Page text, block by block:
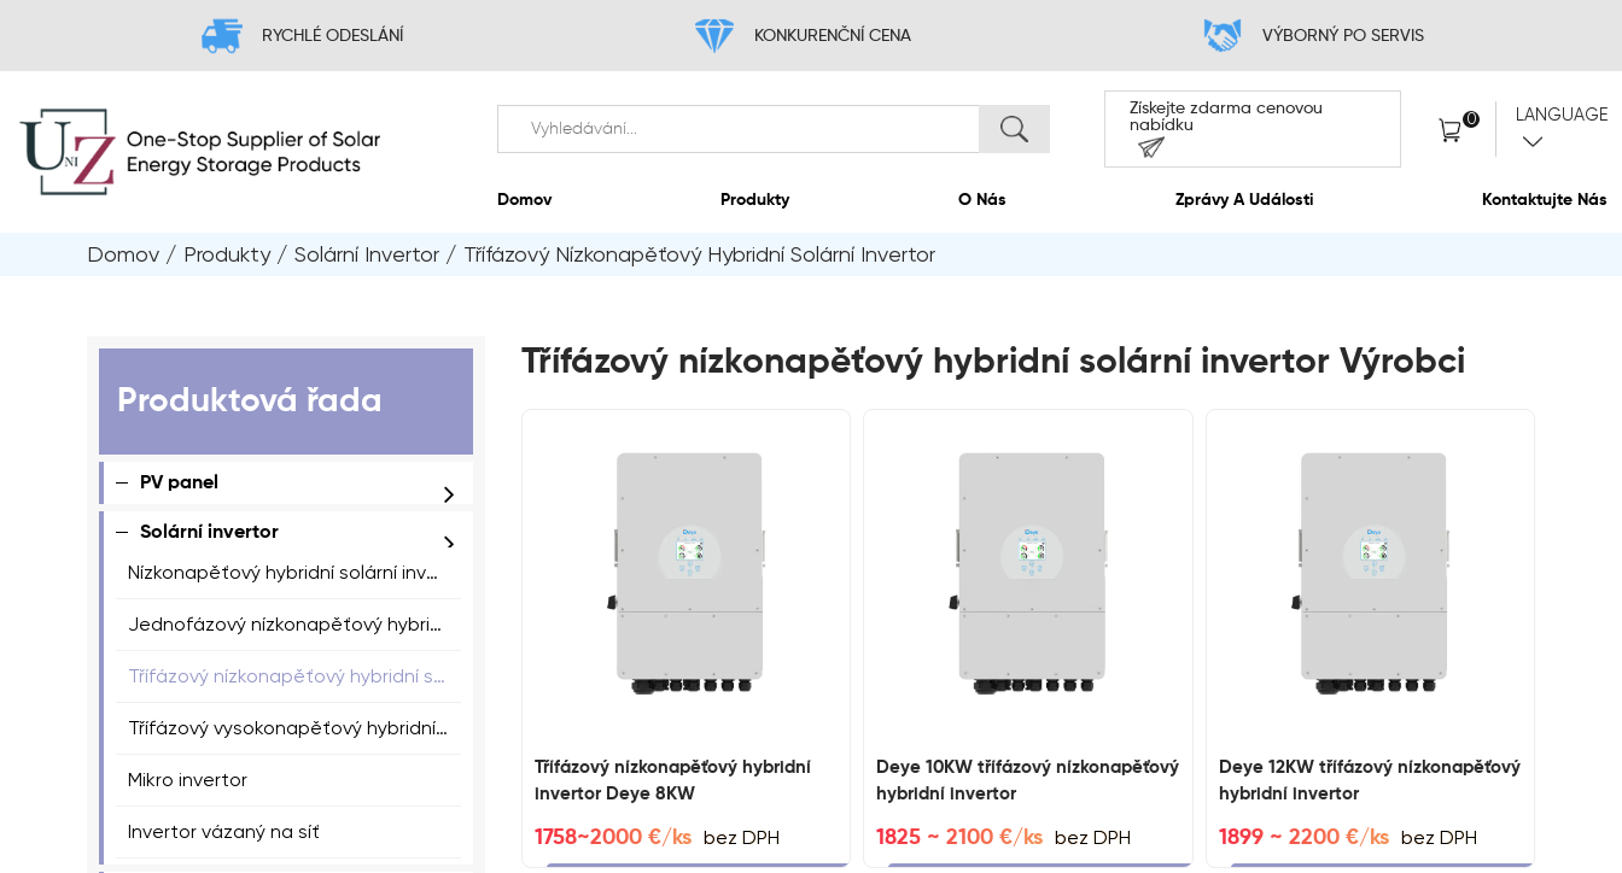
RYCHLÉ ODESLÁNÍ
Získejte zdarma
Domov Produkty
Domov / Produkty/ Solární Invertor / Třífázový Nízkonapěťový Hybridní Solární Invertor
Produktová řada
PV panel
Solární invertor
Nízkonapěťový hybridní solární invertor s rozdělenou fází
Jednofázový nízkonapěťový hybridní solární invertor
Třífázový nízkonapěťový hybridní solární invertor
Třífázový vysokonapěťový hybridní solární invertor
Mikro invertor
Invertor vázaný na síť
Třífázový nízkonapěťový hybridní solární invertor Výrobci
Třífázový nízkonapěťový hybridní
invertor Deye 8KW
1758~2000 €/ks bez DPH
Deye 10KW třífázový nízkonapěťový
hybridní invertor
1825 ~ 2100 €/ks bez DPH
Deye 12KW třífázový nízkonapěťový
hybridní invertor
1899 ~ 2200 €/ks bez DPH